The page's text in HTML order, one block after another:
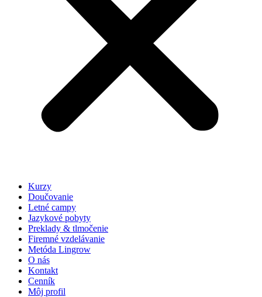
Kurzy
Doučovanie
Letné campy
Jazykové pobyty
Preklady & tlmočenie
Firemné vzdelávanie
Metóda Lingrow
O nás
Kontakt
Cenník
Môj profil